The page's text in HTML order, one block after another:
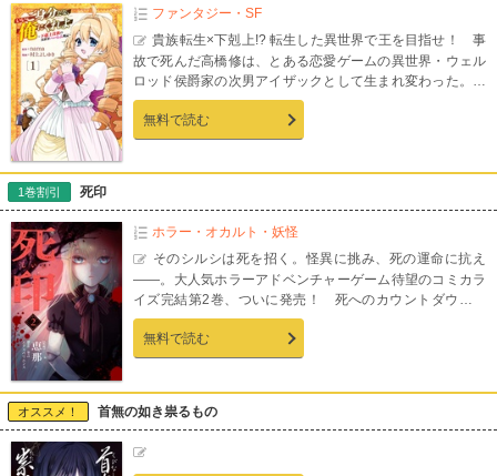
ファンタジー・SF
貴族転生×下剋上!? 転生した異世界で王を目指せ！ 事
故で死んだ高橋修は、とある恋愛ゲームの異世界・ウェル
ロッド侯爵家の次男アイザックとして生まれ変わった。だ
が、義兄からはいじめられ、初恋の相手には既に婚約者が
いて――…と異世界でも難しい環境下にいることを自覚
し、ある決意をする。 どいつもこいつも、 「いいご身分
識を使ったチートを遺憾なく発揮する幼少期を描く、第1
巻！
無料で読む
1巻割引 死印
ホラー・オカルト・妖怪
そのシルシは死を招く。怪異に挑み、死の運命に抗え
――。大人気ホラーアドベンチャーゲーム待望のコミカラ
イズ完結第2巻、ついに発売！ 死へのカウントダウンを
意味する謎の痣【シルシ】。記憶と引き換えにシルシが刻
まれた八敷一男は、死の運命を覆すべく【怪異】に挑む。
果たして八敷は生き残ることが出来るのか――。好評だっ
版】』1巻は画期的コミックスより配信中
無料で読む
オススメ！ 首無の如き祟るもの